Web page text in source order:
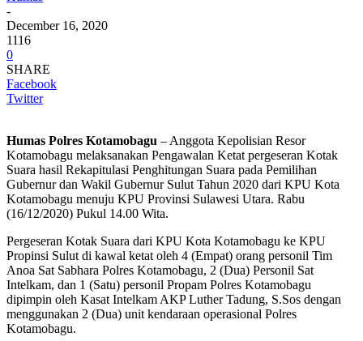
-
December 16, 2020
1116
0
SHARE
Facebook
Twitter
Humas Polres Kotamobagu – Anggota Kepolisian Resor
Kotamobagu melaksanakan Pengawalan Ketat pergeseran Kotak
Suara hasil Rekapitulasi Penghitungan Suara pada Pemilihan
Gubernur dan Wakil Gubernur Sulut Tahun 2020 dari KPU Kota
Kotamobagu menuju KPU Provinsi Sulawesi Utara. Rabu
(16/12/2020) Pukul 14.00 Wita.
Pergeseran Kotak Suara dari KPU Kota Kotamobagu ke KPU
Propinsi Sulut di kawal ketat oleh 4 (Empat) orang personil Tim
Anoa Sat Sabhara Polres Kotamobagu, 2 (Dua) Personil Sat
Intelkam, dan 1 (Satu) personil Propam Polres Kotamobagu
dipimpin oleh Kasat Intelkam AKP Luther Tadung, S.Sos dengan
menggunakan 2 (Dua) unit kendaraan operasional Polres
Kotamobagu.